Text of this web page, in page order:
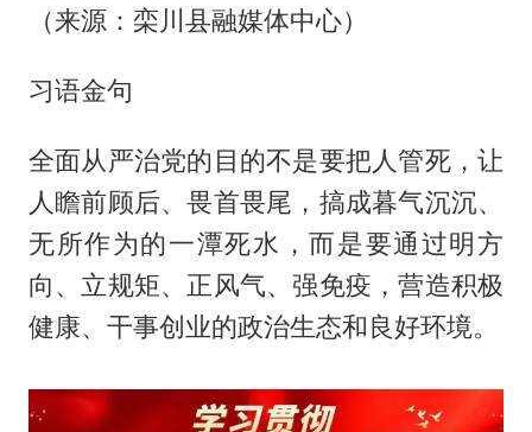
（来源：栾川县融媒体中心）
习语金句
全面从严治党的目的不是要把人管死，让
人瞻前顾后、畏首畏尾，搞成暮气沉沉、
无所作为的一潭死水，而是要通过明方
向、立规矩、正风气、强免疫，营造积极
健康、干事创业的政治生态和良好环境。